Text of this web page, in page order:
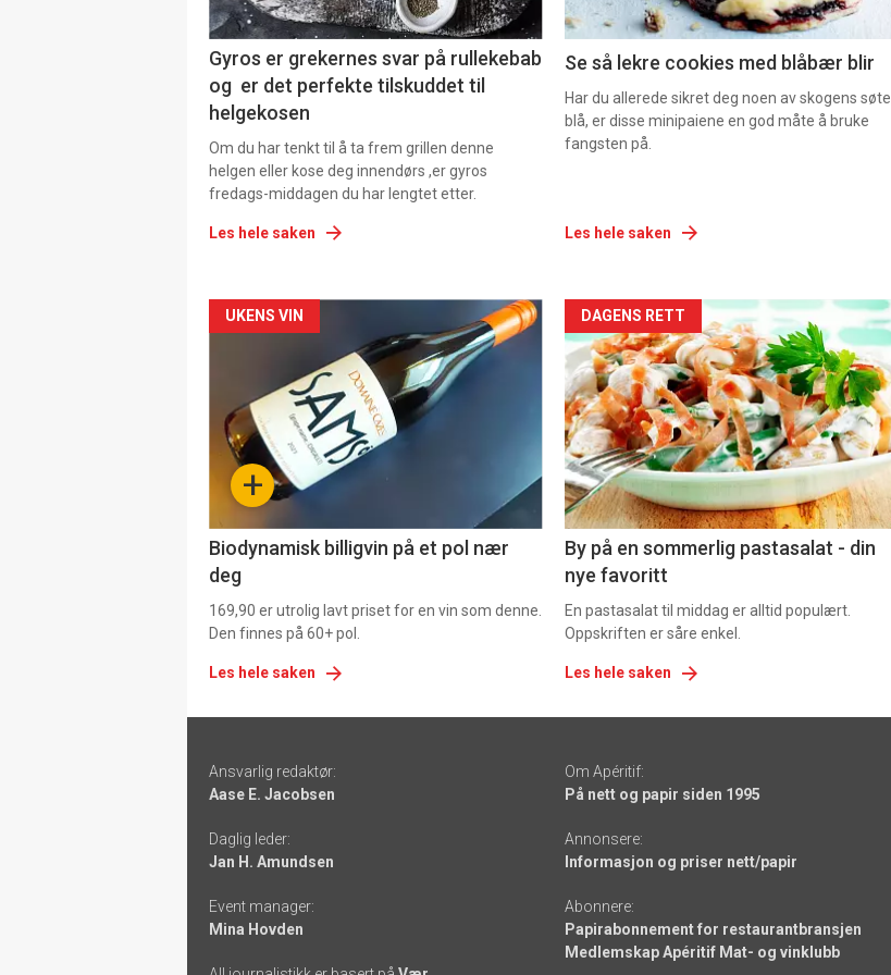
Gyros er grekernes svar på rullekebab
og er det perfekte tilskuddet til
helgekosen
Om du har tenkt til å ta frem grillen denne
helgen eller kose deg innendørs ,er gyros
fredags-middagen du har lengtet etter.
Les hele saken
2
Se så lekre cookies med blåbær blir
Har du allerede sikret deg noen av skogens søte
blå, er disse minipaiene en god måte å bruke
fangsten på.
Les hele saken
Forsiden
akkurat
nå
-
+
UKENS VIN
Biodynamisk billigvin på et pol nær
deg
169,90 er utrolig lavt priset for en vin som denne.
Den finnes på 60+ pol.
Les hele saken
Forsiden
akkurat
nå
-
5
DAGENS RETT
By på en sommerlig pastasalat - din
nye favoritt
En pastasalat til middag er alltid populært.
Oppskriften er såre enkel.
Les hele saken
-
links
Ansvarlig redaktør:
Aase E. Jacobsen
Daglig leder:
Jan H. Amundsen
Event manager:
Mina Hovden
Om Apéritif:
På nett og papir siden 1995
Annonsere:
Informasjon og priser nett/papir
Abonnere:
Papirabonnement for restaurantbransjen
Medlemskap Apéritif Mat- og vinklubb